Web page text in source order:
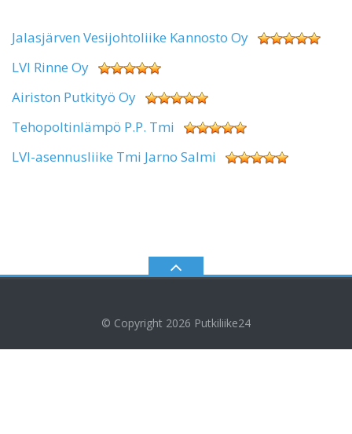
Jalasjärven Vesijohtoliike Kannosto Oy
LVI Rinne Oy
Airiston Putkityö Oy
Tehopoltinlämpö P.P. Tmi
LVI-asennusliike Tmi Jarno Salmi
© Copyright 2026 Putkiliike24